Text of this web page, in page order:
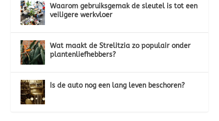
Waarom gebruiksgemak de sleutel is tot een
veiligere werkvloer
Wat maakt de Strelitzia zo populair onder
plantenliefhebbers?
Is de auto nog een lang leven beschoren?